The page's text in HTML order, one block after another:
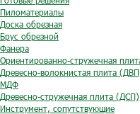
Пиломатериалы
Доска обрезная
Брус обрезной
Фанера
Ориентированно-стружечная
Древесно-волокнистая плита
МДФ
Древесно-стружечная плита (ДСП)
Инструмент, сопутствующие